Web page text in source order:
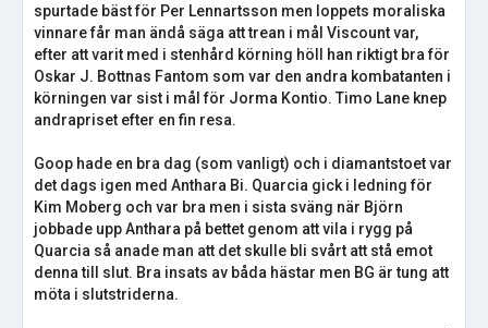
spurtade bäst för Per Lennartsson men loppets moraliska
vinnare får man ändå säga att trean i mål Viscount var,
efter att varit med i stenhård körning höll han riktigt bra för
Oskar J. Bottnas Fantom som var den andra kombatanten i
körningen var sist i mål för Jorma Kontio. Timo Lane knep
andrapriset efter en fin resa.
Goop hade en bra dag (som vanligt) och i diamantstoet var
det dags igen med Anthara Bi. Quarcia gick i ledning för
Kim Moberg och var bra men i sista sväng när Björn
jobbade upp Anthara på bettet genom att vila i rygg på
Quarcia så anade man att det skulle bli svårt att stå emot
denna till slut. Bra insats av båda hästar men BG är tung att
möta i slutstriderna.